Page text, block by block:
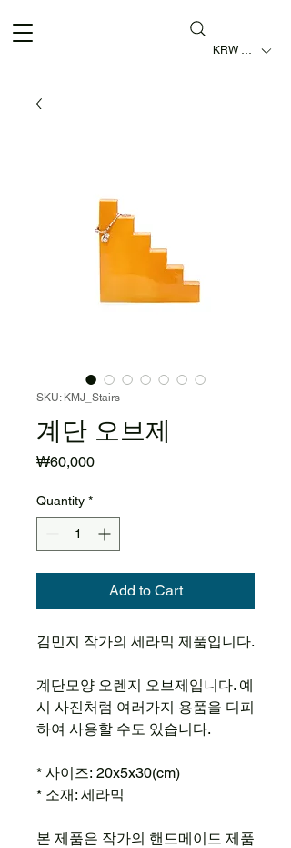
KRW (₩)
SKU: KMJ_Stairs
계단 오브제
₩60,000Price
Quantity *
Add to Cart
김민지 작가의 세라믹 제품입니다.
계단모양 오렌지 오브제입니다. 예
시 사진처럼 여러가지 용품을 디피
하여 사용할 수도 있습니다.
* 사이즈: 20x5x30(cm)
* 소재: 세라믹
본 제품은 작가의 핸드메이드 제품